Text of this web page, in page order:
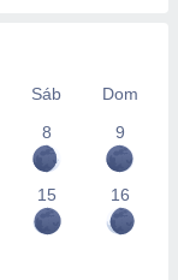
Sáb
Dom
8
9
15 16